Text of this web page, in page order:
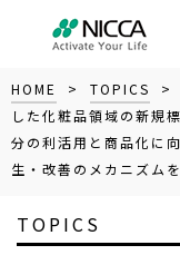
HOME > TOPICS >
した化粧品領域の新規
分の利活用と商品化に
生・改善のメカニズム
TOPICS